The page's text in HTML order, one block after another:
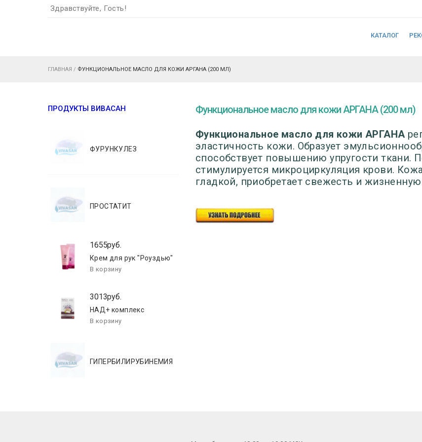
Здравствуйте, Гость!
КАТАЛОГ
ГЛАВНАЯ / ФУНКЦИОНАЛЬНОЕ МАСЛО ДЛЯ КОЖИ АРГАНА (200 МЛ)
Функциональное масло для кожи АРГАНА (200 мл)
Функциональное масло для кожи АРГАНА
эластичность кожи. Образует
способствует повышению упругости ткани.
стимулируется микроциркуляция крови.
гладкой, приобретает свежесть и жизненную
ПРОДУКТЫ ВИВАСАН
ФУРУНКУЛЕЗ
ПРОСТАТИТ
1655руб.
Крем для рук "Роуздью"
3013руб.
НАД+ комплекс
ГИПЕРБИЛИРУБИНЕМИЯ